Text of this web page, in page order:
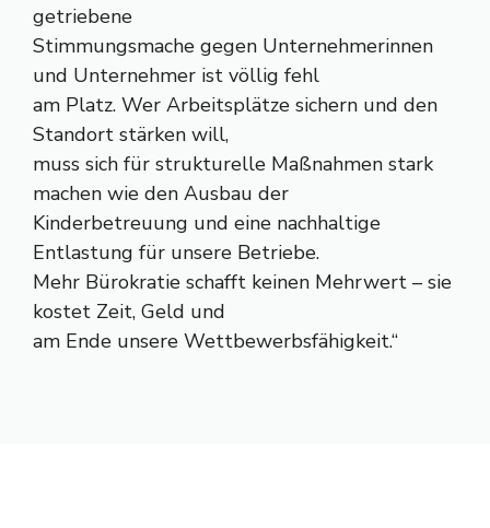
getriebene
Stimmungsmache gegen Unternehmerinnen
und Unternehmer ist völlig fehl
am Platz. Wer Arbeitsplätze sichern und den
Standort stärken will,
muss sich für strukturelle Maßnahmen stark
machen wie den Ausbau der
Kinderbetreuung und eine nachhaltige
Entlastung für unsere Betriebe.
Mehr Bürokratie schafft keinen Mehrwert – sie
kostet Zeit, Geld und
am Ende unsere Wettbewerbsfähigkeit.“